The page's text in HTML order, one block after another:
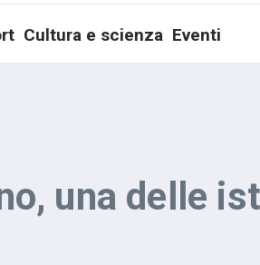
Cultura e scienza Eventi
una delle